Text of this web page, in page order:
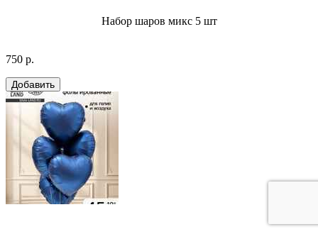
Набор шаров микс 5 шт
750 р.